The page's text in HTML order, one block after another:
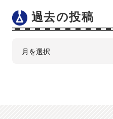
過去の投稿